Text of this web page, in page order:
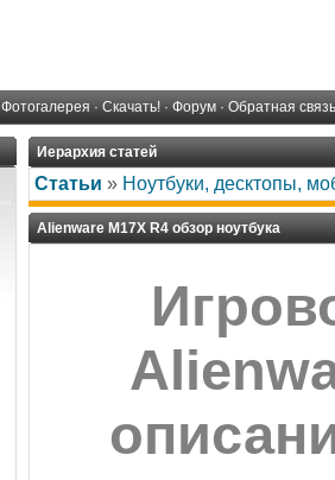
Фотогалерея · Скачать! · Форум · Обратная связь
Иерархия статей
Статьи » Ноутбуки, десктопы,
Alienware М17Х R4 обзор ноутбука